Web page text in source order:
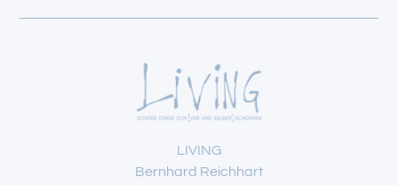
LIVING
Bernhard Reichhart